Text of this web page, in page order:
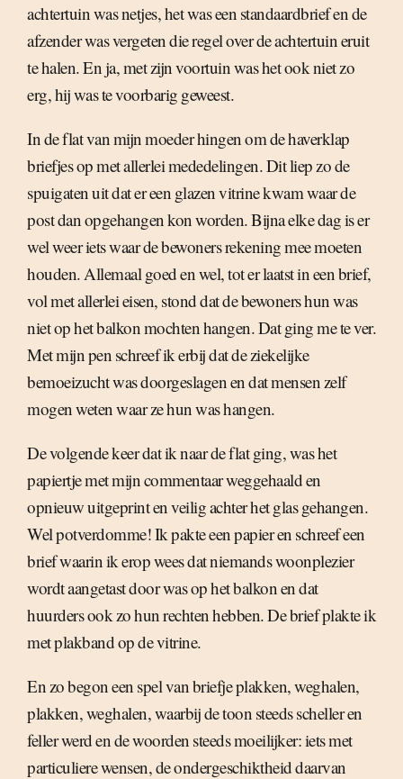
achtertuin was netjes, het was een standaardbrief en de
afzender was vergeten die regel over de achtertuin eruit
te halen. En ja, met zijn voortuin was het ook niet zo
erg, hij was te voorbarig geweest.
In de flat van mijn moeder hingen om de haverklap
briefjes op met allerlei mededelingen. Dit liep zo de
spuigaten uit dat er een glazen vitrine kwam waar de
post dan opgehangen kon worden. Bijna elke dag is er
wel weer iets waar de bewoners rekening mee moeten
houden. Allemaal goed en wel, tot er laatst in een brief,
vol met allerlei eisen, stond dat de bewoners hun was
niet op het balkon mochten hangen. Dat ging me te ver.
Met mijn pen schreef ik erbij dat de ziekelijke
bemoeizucht was doorgeslagen en dat mensen zelf
mogen weten waar ze hun was hangen.
De volgende keer dat ik naar de flat ging, was het
papiertje met mijn commentaar weggehaald en
opnieuw uitgeprint en veilig achter het glas gehangen.
Wel potverdomme! Ik pakte een papier en schreef een
brief waarin ik erop wees dat niemands woonplezier
wordt aangetast door was op het balkon en dat
huurders ook zo hun rechten hebben. De brief plakte ik
met plakband op de vitrine.
En zo begon een spel van briefje plakken, weghalen,
plakken, weghalen, waarbij de toon steeds scheller en
feller werd en de woorden steeds moeilijker: iets met
particuliere wensen, de ondergeschiktheid daarvan